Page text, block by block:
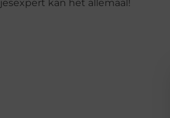
kan het allemaal!